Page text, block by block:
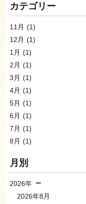
カテゴリー
11月 (1)
12月 (1)
1月 (1)
2月 (1)
3月 (1)
4月 (1)
5月 (1)
6月 (1)
7月 (1)
8月 (1)
月別
2026年
2026年8月